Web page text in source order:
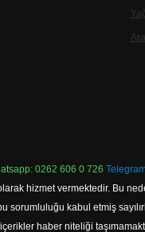
0262 606 0 726
hizmet vermektedir. Bu
sorumluluğu kabul etmiş
haber niteliği